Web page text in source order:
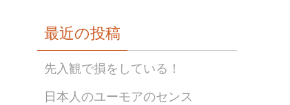
最近の投稿
先入観で損をしている！
日本人のユーモアのセンス